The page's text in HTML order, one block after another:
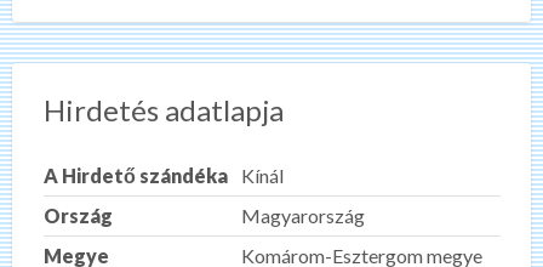
Hirdetés adatlapja
A Hirdető szándéka
Kínál
Ország
Magyarország
Megye
Komárom-Esztergom megye